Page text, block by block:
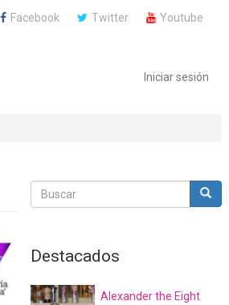
Facebook Twitter Youtube
Iniciar sesión
Buscar
Buscar Buscar
Destacados
Alexander the Eight